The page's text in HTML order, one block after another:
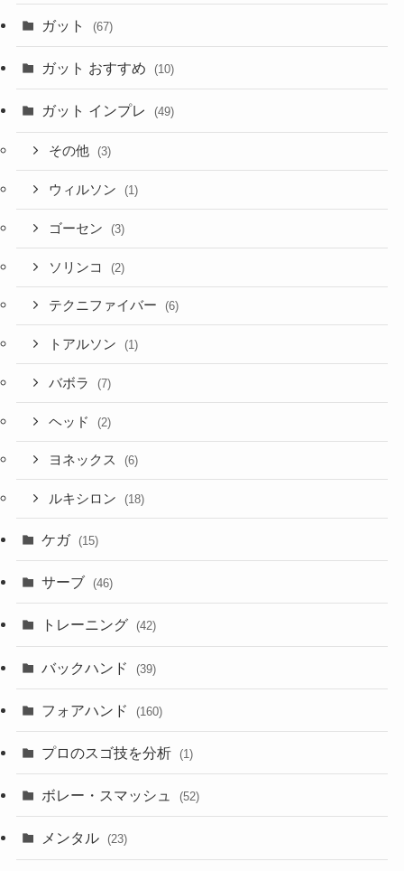
ガット (67)
ガット おすすめ (10)
ガット インプレ (49)
その他 (3)
ウィルソン (1)
ゴーセン (3)
ソリンコ (2)
テクニファイバー (6)
トアルソン (1)
バボラ (7)
ヘッド (2)
ヨネックス (6)
ルキシロン (18)
ケガ (15)
サーブ (46)
トレーニング (42)
バックハンド (39)
フォアハンド (160)
プロのスゴ技を分析 (1)
ボレー・スマッシュ (52)
メンタル (23)